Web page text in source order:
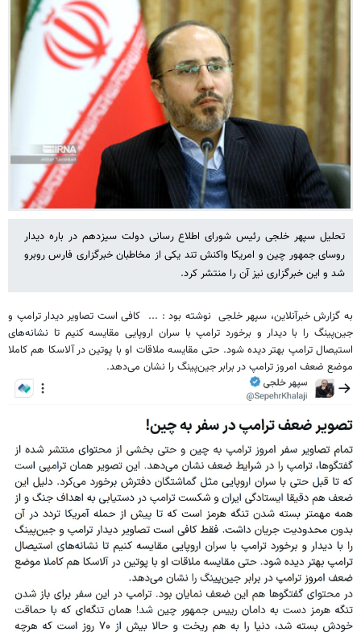
تحلیل سپهر خلجی رئیس شورای اطلاع رسانی دولت سیزدهم در باره دیدار
روسای جمهور چین و امریکا واکنش تند یکی از مخاطبان خبرگزاری فارس روبرو
شد و این خبرگزاری نیز آن را منتشر کرد.
به گزارش خبرآنلاین، سپهر خلجی نوشته بود : ... کافی است تصاویر دیدار ترامپ و
جین‌پینگ را با دیدار و برخورد ترامپ با سران اروپایی مقایسه کنیم تا نشانه‌های
استیصال ترامپ بهتر دیده شود. حتی مقایسه ملاقات او با پوتین در آلاسکا هم کاملا
موضع ضعف امروز ترامپ در برابر جین‌پینگ را نشان می‌دهد.